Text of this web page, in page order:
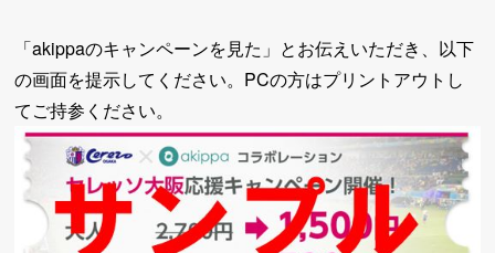
「akippaのキャンペーンを見た」とお伝えいただき、以下
の画面を提示してください。PCの方はプリントアウトし
てご持参ください。